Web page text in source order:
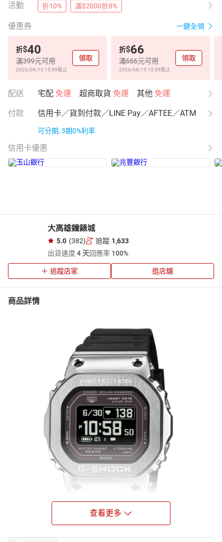
活動 折10% 滿$2000折8%
優惠券 一鍵全領
折$40
滿399元可用
2026/08/10 15:59截止
領取
折$66
滿666元可用
2026/08/15 15:59截止
領取
配送 宅配 免運 超商取貨 免運 其他 免運
付款 信用卡／貨到付款／LINE Pay／AFTEE／ATM
可分期, 3期0%利率
信用卡優惠
大高雄鐘錶城
5.0 (382) 追蹤 1,633
出貨速度4 天回應率 100%
追蹤店家 逛店舖
商品詳情
查看更多